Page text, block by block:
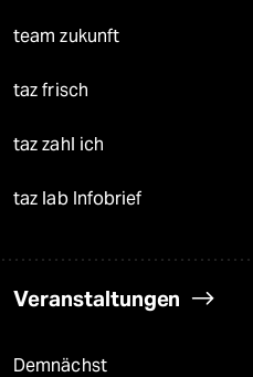
team zukunft
taz frisch
taz zahl ich
taz lab Infobrief
Veranstaltungen
Demnächst